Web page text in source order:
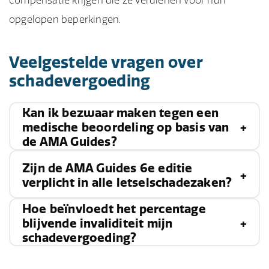
opgelopen beperkingen.
Veelgestelde vragen over
schadevergoeding
Kan ik bezwaar maken tegen een
medische beoordeling op basis van
de AMA Guides?
Ja, als je het niet eens bent met de medische
beoordeling of het percentage blijvende
invaliditeit dat is vastgesteld op basis van de
AMA Guides, kun je bezwaar maken. Dit kan
second opinion
Zijn de AMA Guides 6e editie
verplicht in alle letselschadezaken?
Het gebruik van de AMA Guides is niet in alle
letselschadezaken verplicht, maar ze worden
Hoe beïnvloedt het percentage
blijvende invaliditeit mijn
schadevergoeding?